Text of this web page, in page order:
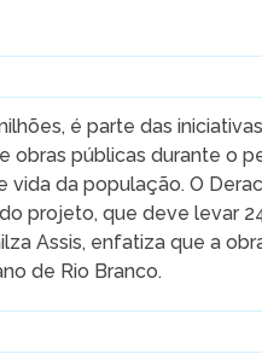
é parte das
obras públicas durante o
da população. O
projeto, que deve levar
Assis, enfatiza que a
de Rio Branco.